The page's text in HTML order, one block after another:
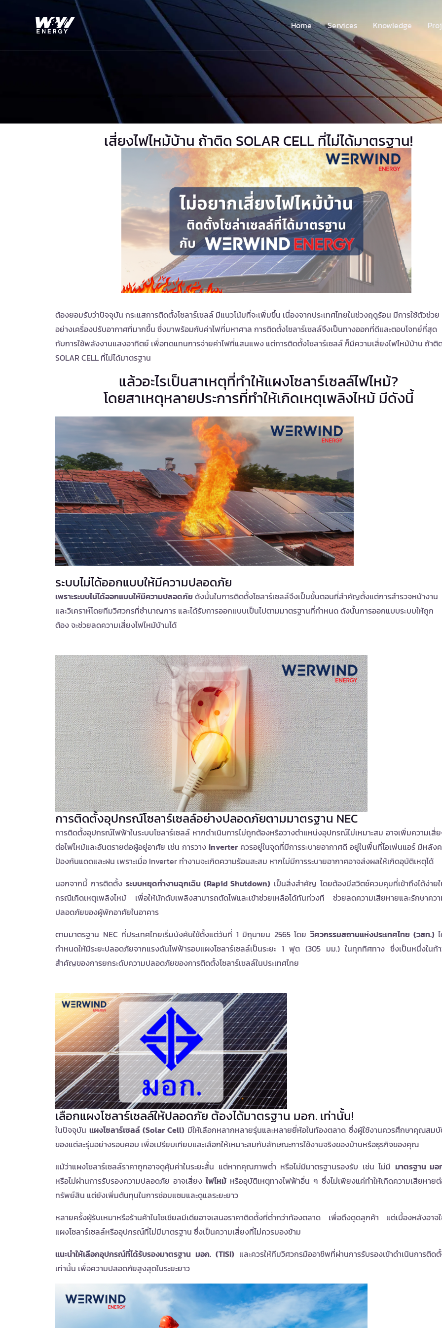
Home Services Knowledge
เสี่ยงไฟไหม้บ้าน ถ้าติด SOLAR CELL ที่ไม่ได้มาตรฐาน!
ต้องยอมรับว่าปัจจุบัน กระแสการติดตั้งโซลาร์เซลล์ มีแนวโน้มที่จะเพิ่มขึ้น เนื่องจากประเทศไทยในช่วงฤดูร้อน มีการใช้ตัวช่วย
อย่างเครื่องปรับอากาศที่มากขึ้น ซึ่งมาพร้อมกับค่าไฟที่มหาศาล การติดตั้งโซลาร์เซลล์จึงเป็นทางออกที่ดีและตอบโจทย์ที่สุด
กับการใช้พลังงานแสงอาทิตย์ เพื่อทดแทนการจ่ายค่าไฟที่แสนแพง แต่การติดตั้งโซลาร์เซลล์ ก็มีความเสี่ยงไฟไหม้บ้าน ถ้าติ
SOLAR CELL ที่ไม่ได้มาตรฐาน
แล้วอะไรเป็นสาเหตุที่ทำให้แผงโซลาร์เซลล์ไฟไหม้?
โดยสาเหตุหลายประการที่ทำให้เกิดเหตุเพลิงไหม้ มีดังนี้
ระบบไม่ได้ออกแบบให้มีความปลอดภัย
เพราะระบบไม่ได้ออกแบบให้มีความปลอดภัย ดังนั้นในการติดตั้งโซลาร์เซลล์จึงเป็นขั้นตอนที่สำคัญตั้งแต่การสำรวจหน้างาน
และวิเคราห์โดยทีมวิศวกรที่ชำนาญการ และได้รับการออกแบบเป็นไปตามมาตรฐานที่กำหนด ดังนั้นการออกแบบระบบให้ถูก
ต้อง จะช่วยลดความเสี่ยงไฟไหม้บ้านได้
การติดตั้งอุปกรณ์โซลาร์เซลล์อย่างปลอดภัยตามมาตรฐาน NEC
การติดตั้งอุปกรณ์ไฟฟ้าในระบบโซลาร์เซลล์ หากดำเนินการไม่ถูกต้องหรือวางตำแหน่งอุปกรณ์ไม่เหมาะสม อาจเพิ่มความเสี่
ต่อไฟไหม้และอันตรายต่อผู้อยู่อาศัย เช่น การวางInverter ควรอยู่ในจุดที่มีการระบายอากาศดี อยู่ในพื้นที่โอเพ่นแอร์ มีหลัง
ป้องกันแดดและฝน เพราะเมื่อ Inverter ทำงานจะเกิดความร้อนสะสม หากไม่มีการระบายอากาศอาจส่งผลให้เกิดอุบัติเหตุได้
นอกจากนี้ การติดตั้ง ระบบหยุดทำงานฉุกเฉิน (Rapid Shutdown) เป็นสิ่งสำคัญ โดยต้องมีสวิตช์ควบคุมที่เข้าถึงได้ง่าย
กรณีเกิดเหตุเพลิงไหม้ เพื่อให้นักดับเพลิงสามารถตัดไฟและเข้าช่วยเหลือได้ทันท่วงที ช่วยลดความเสียหายและรักษาคว
ปลอดภัยของผู้พักอาศัยในอาคาร
ตามมาตรฐาน NEC ที่ประเทศไทยเริ่มบังคับใช้ตั้งแต่วันที่ 1 มิถุนายน 2565 โดยวิศวกรรมสถานแห่งประเทศไทย (วสท.)ไ
กำหนดให้มีระยะปลอดภัยจากแรงดันไฟฟ้ารอบแผงโซลาร์เซลล์เป็นระยะ 1 ฟุต (305 มม.) ในทุกทิศทาง ซึ่งเป็นหนึ่งในก้
สำคัญของการยกระดับความปลอดภัยของการติดตั้งโซลาร์เซลล์ในประเทศไทย
เลือกแผงโซลาร์เซลล์ให้ปลอดภัย ต้องได้มาตรฐาน มอก. เท่านั้น!
ในปัจจุบันแผงโซลาร์เซลล์ (Solar Cell) มีให้เลือกหลากหลายรุ่นและหลายยี่ห้อในท้องตลาด ซึ่งผู้ใช้งานควรศึกษาคุณสม
ของแต่ละรุ่นอย่างรอบคอบ เพื่อเปรียบเทียบและเลือกให้เหมาะสมกับลักษณะการใช้งานจริงของบ้านหรือธุรกิจของคุณ
แม้ว่าแผงโซลาร์เซลล์ราคาถูกอาจดูคุ้มค่าในระยะสั้น แต่หากคุณภาพต่ำ หรือไม่มีมาตรฐานรองรับ เช่น ไม่มี มาตรฐาน มอ
หรือไม่ผ่านการรับรองความปลอดภัย อาจเสี่ยงไฟไหม้ หรืออุบัติเหตุทางไฟฟ้าอื่น ๆ ซึ่งไม่เพียงแค่ทำให้เกิดความเสียหาย
ทรัพย์สิน แต่ยังเพิ่มต้นทุนในการซ่อมแซมและดูแลระยะยาว
หลายครั้งผู้รับเหมาหรือร้านค้าในโซเชียลมีเดียอาจเสนอราคาติดตั้งที่ต่ำกว่าท้องตลาด เพื่อดึงดูดลูกค้า แต่เบื้องหลังอาจ
แผงโซลาร์เซลล์หรืออุปกรณ์ที่ไม่มีมาตรฐาน ซึ่งเป็นความเสี่ยงที่ไม่ควรมองข้าม
แนะนำให้เลือกอุปกรณ์ที่ได้รับรองมาตรฐาน มอก. (TISI) และควรให้ทีมวิศวกรมืออาชีพที่ผ่านการรับรองเข้าดำเนินการติด
เท่านั้น เพื่อความปลอดภัยสูงสุดในระยะยาว